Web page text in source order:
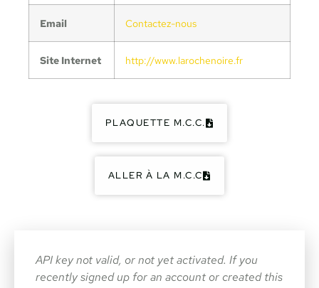
Email Contactez-nous
Site Internet http://www.larochenoire.fr
PLAQUETTE M.C.C.
ALLER À LA M.C.C
API key not valid, or not yet activated. If you
recently signed up for an account or created this